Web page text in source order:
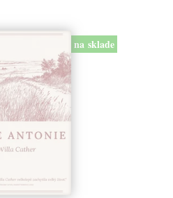
na sklade